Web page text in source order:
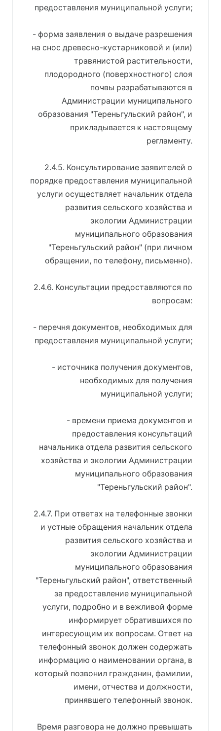
предоставления муниципальной услуги;
- форма заявления о выдаче разрешения
на снос древесно-кустарниковой и (или)
травянистой растительности,
плодородного (поверхностного) слоя
почвы разрабатываются в
Администрации муниципального
образования "Тереньгульский район", и
прикладывается к настоящему
регламенту.
2.4.5. Консультирование заявителей о
порядке предоставления муниципальной
услуги осуществляет начальник отдела
развития сельского хозяйства и
экологии Администрации
муниципального образования
"Тереньгульский район" (при личном
обращении, по телефону, письменно).
2.4.6. Консультации предоставляются по
вопросам:
- перечня документов, необходимых для
предоставления муниципальной услуги;
- источника получения документов,
необходимых для получения
муниципальной услуги;
- времени приема документов и
предоставления консультаций
начальника отдела развития сельского
хозяйства и экологии Администрации
муниципального образования
"Тереньгульский район".
2.4.7. При ответах на телефонные звонки
и устные обращения начальник отдела
развития сельского хозяйства и
экологии Администрации
муниципального образования
"Тереньгульский район", ответственный
за предоставление муниципальной
услуги, подробно и в вежливой форме
информирует обратившихся по
интересующим их вопросам. Ответ на
телефонный звонок должен содержать
информацию о наименовании органа, в
который позвонил гражданин, фамилии,
имени, отчества и должности,
принявшего телефонный звонок.
Время разговора не должно превышать